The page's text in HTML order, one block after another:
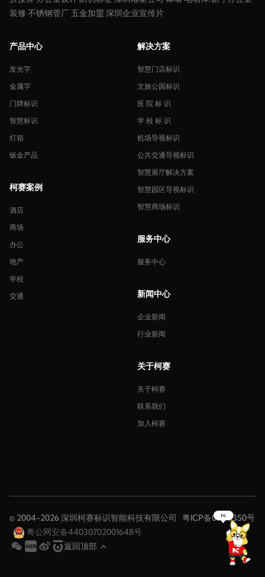
装修 不锈钢管厂 五金加盟 深圳企业宣传片
产品中心
发光字
金属字
门牌标识
智慧标识
灯箱
钣金产品
柯赛案例
酒店
商场
办公
地产
学校
交通
解决方案
智慧门店标识
文旅公园标识
医 院 标 识
学 校 标 识
机场导视标识
公共交通导视标识
智慧展厅解决方案
智慧园区导视标识
智慧商场标识
服务中心
服务中心
新闻中心
企业新闻
行业新闻
关于柯赛
关于柯赛
联系我们
加入柯赛
© 2004-2026 深圳柯赛标识智能科技有限公司
粤ICP备08116350号
粤公网安备44030702001648号
返回顶部